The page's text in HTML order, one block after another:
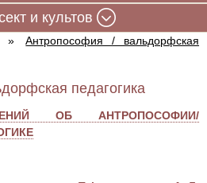
и культов
»
Антропософия / вальдорфская
педагогика
ОБ АНТРОПОСОФИИ/